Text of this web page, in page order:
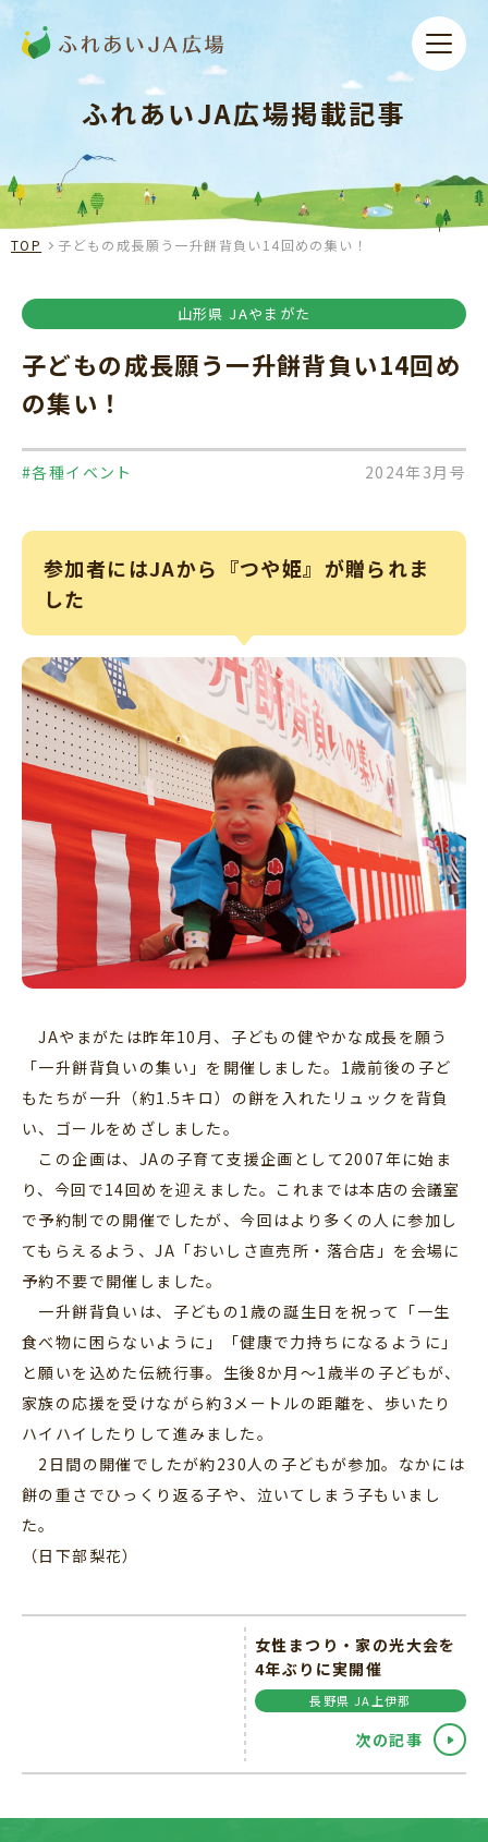
ふれあいJA広場掲載記事
TOP 子どもの成長願う一升餅背負い14回めの集い！
山形県 JAやまがた
子どもの成長願う一升餅背負い14回め
の集い！
#各種イベント 2024年3月号
参加者にはJAから『つや姫』が贈られま
した
JAやまがたは昨年10月、子どもの健やかな成長を願う
「一升餅背負いの集い」を開催しました。1歳前後の子ど
もたちが一升（約1.5キロ）の餅を入れたリュックを背負
い、ゴールをめざしました。
この企画は、JAの子育て支援企画として2007年に始ま
り、今回で14回めを迎えました。これまでは本店の会議室
で予約制での開催でしたが、今回はより多くの人に参加し
てもらえるよう、JA「おいしさ直売所・落合店」を会場に
予約不要で開催しました。
一升餅背負いは、子どもの1歳の誕生日を祝って「一生
食べ物に困らないように」「健康で力持ちになるように」
と願いを込めた伝統行事。生後8か月～1歳半の子どもが、
家族の応援を受けながら約3メートルの距離を、歩いたり
ハイハイしたりして進みました。
2日間の開催でしたが約230人の子どもが参加。なかには
餅の重さでひっくり返る子や、泣いてしまう子もいまし
た。
（日下部梨花）
女性まつり・家の光大会を
4年ぶりに実開催
長野県 JA上伊那
次の記事